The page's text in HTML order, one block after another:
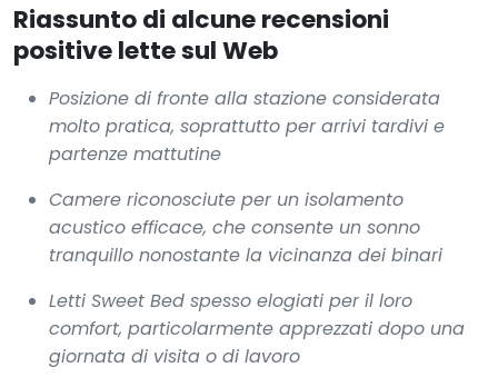
Riassunto di alcune recensioni
positive lette sul Web
Posizione di fronte alla stazione considerata
molto pratica, soprattutto per arrivi tardivi e
partenze mattutine
Camere riconosciute per un isolamento
acustico efficace, che consente un sonno
tranquillo nonostante la vicinanza dei binari
Letti Sweet Bed spesso elogiati per il loro
comfort, particolarmente apprezzati dopo una
giornata di visita o di lavoro